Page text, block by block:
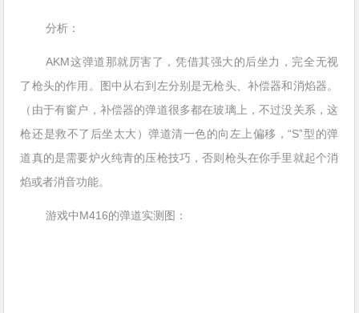
分析：
AKM这弹道那就厉害了，凭借其强大的后坐力，完全无视
了枪头的作用。图中从右到左分别是无枪头、补偿器和消焰器。
（由于有窗户，补偿器的弹道很多都在玻璃上，不过没关系，这
枪还是救不了后坐太大）弹道清一色的向左上偏移，“S”型的弹
道真的是需要炉火纯青的压枪技巧，否则枪头在你手里就起个消
焰或者消音功能。
游戏中M416的弹道实测图：